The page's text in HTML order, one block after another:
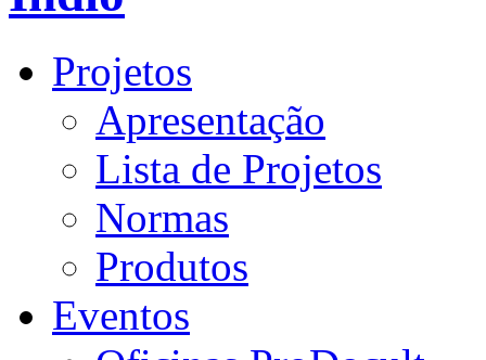
Projetos
Apresentação
Lista de Projetos
Normas
Produtos
Eventos